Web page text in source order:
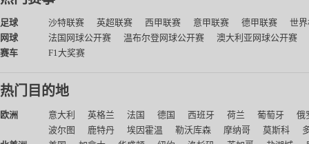
足球 沙特联赛 英超联赛 西甲联赛 意甲联赛 德甲联赛
世
网球
法国网球公开赛 温布尔登网球公开赛
澳大利亚网球公开赛
赛车
F1大奖赛
热门目的地
欧洲 意大利 英格兰 法国 德国 西班牙 荷兰 葡萄牙
俄
波尔图
鹿特丹 埃因霍温 勒沃库森 摩纳哥 莫斯科